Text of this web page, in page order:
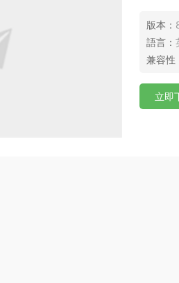
版本：
語言：
兼容性
立即